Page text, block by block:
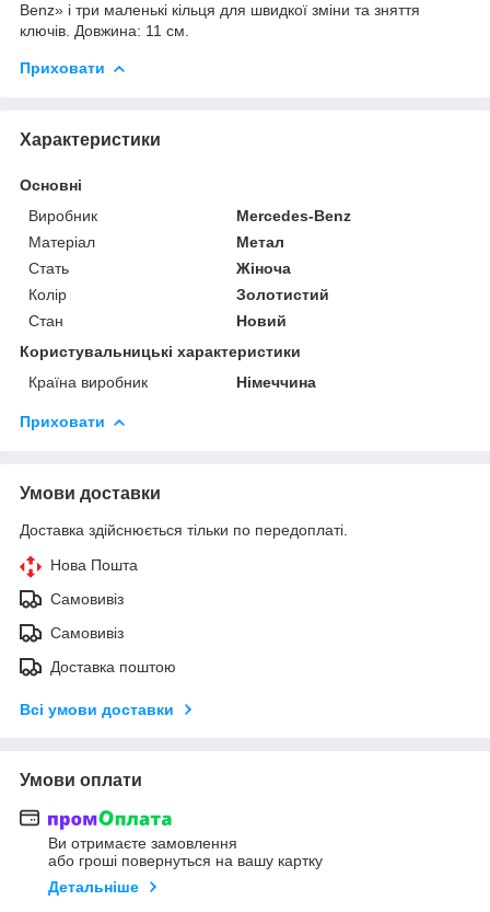
Benz» і три маленькі кільця для швидкої зміни та зняття
ключів. Довжина: 11 см.
Приховати
Характеристики
Основні
Виробник
Mercedes-Benz
Матеріал
Метал
Стать
Жіноча
Колір
Золотистий
Стан
Новий
Користувальницькі характеристики
Країна виробник
Німеччина
Приховати
Умови доставки
Доставка здійснюється тільки по передоплаті.
Нова Пошта
Самовивіз
Самовивіз
Доставка поштою
Всі умови доставки
Умови оплати
Ви отримаєте замовлення
або гроші повернуться на вашу картку
Детальніше